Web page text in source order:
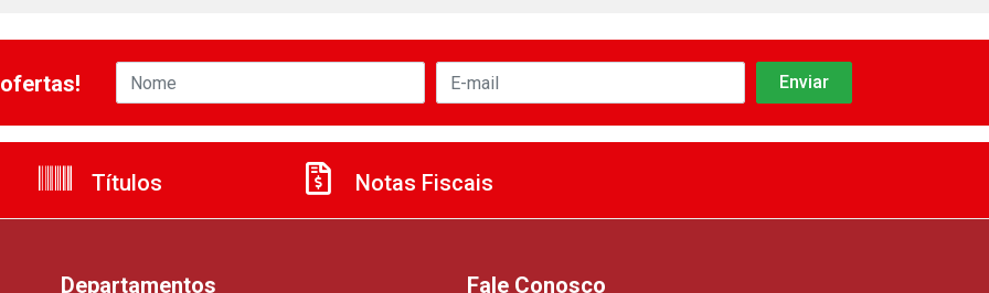
Títulos Notas Fiscais
Departamentos Fale Conosco